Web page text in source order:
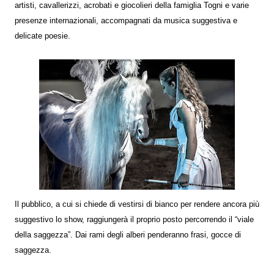
artisti, cavallerizzi, acrobati e giocolieri della famiglia Togni e varie
presenze internazionali, accompagnati da musica suggestiva e
delicate poesie.
Il pubblico, a cui si chiede di vestirsi di bianco per rendere ancora più
suggestivo lo show, raggiungerà il proprio posto percorrendo il “viale
della saggezza”. Dai rami degli alberi penderanno frasi, gocce di
saggezza.